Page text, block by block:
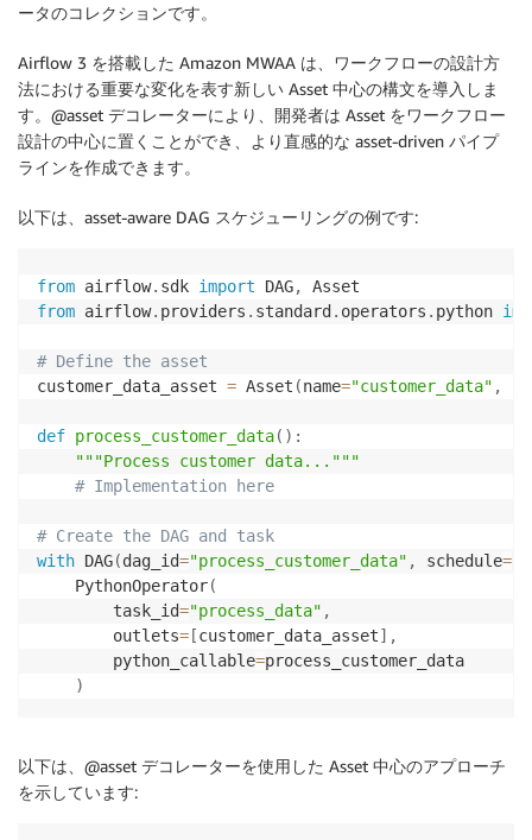
ータのコレクションです。
Airflow 3 を搭載した Amazon MWAA は、ワークフローの設計方
法における重要な変化を表す新しい Asset 中心の構文を導入しま
す。@asset デコレーターにより、開発者は Asset をワークフロー
設計の中心に置くことができ、より直感的な asset-driven パイプ
ラインを作成できます。
以下は、asset-aware DAG スケジューリングの例です:
from airflow. sdk import DAG,
from airflow. providers . standard . operators . python
# Define the asset
customer_data_asset = Asset (name="customer_data" ,
def process_customer_data( ) :
"""Process customer data..."""
# Implementation here
# Create the DAG and task
with DAG(dag_id="process_customer_data" , schedule=
    PythonOperator
(
        task_id
="process_data" ,
        outlets
= [customer_data_asset] ,
        python_callable
=process_customer_data
)
以下は、@asset デコレーターを使用した Asset 中心のアプローチ
を示しています: